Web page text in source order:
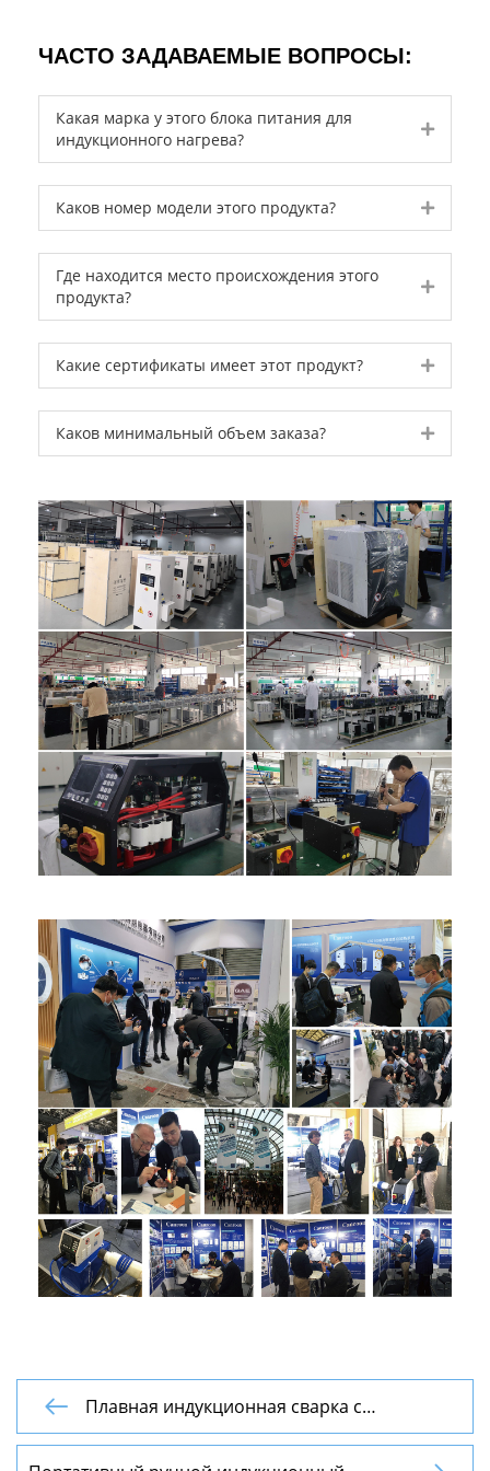
ЧАСТО ЗАДАВАЕМЫЕ ВОПРОСЫ:
Какая марка у этого блока питания для
индукционного нагрева?
Expand
Каков номер модели этого продукта? Expand
Где находится место происхождения этого
продукта?
Expand
Какие сертификаты имеет этот продукт? Expand
Каков минимальный объем заказа? Expand

Плавная индукционная сварка с
предварительным нагревом, высокая